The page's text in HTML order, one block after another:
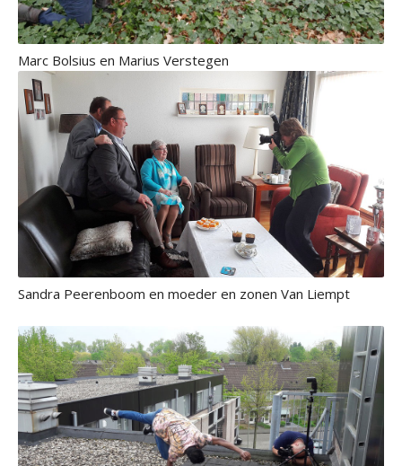
Marc Bolsius en Marius Verstegen
Sandra Peerenboom en moeder en zonen Van Liempt